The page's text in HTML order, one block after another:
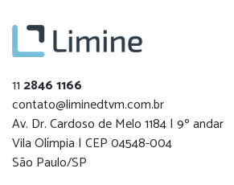
11 2846 1166
contato@liminedtvm.com.br
Av. Dr. Cardoso de Melo 1184 | 9º andar
Vila Olímpia | CEP 04548-004
São Paulo/SP